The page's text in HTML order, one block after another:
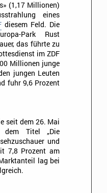
(1,17 Millionen)
eines
diesem Feld. Die
Park Rust
das führte zu
im ZDF
Millionen junge
jungen Leuten
fuhr 9,6 Prozent
seit dem 26. Mai
Titel „Die
und
7,8 Prozent am
lag bei